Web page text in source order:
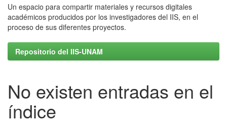
Un espacio para compartir materiales y recursos digitales
académicos producidos por los investigadores del IIS, en el
proceso de sus diferentes proyectos.
Repositorio del IIS-UNAM
No existen entradas en el
índice